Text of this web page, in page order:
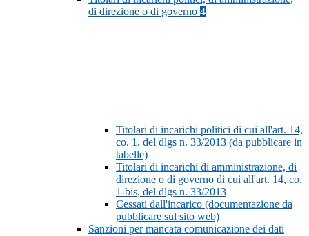
di direzione o di governo 4
Titolari di incarichi politici di cui all'art. 14,
co. 1, del dlgs n. 33/2013 (da pubblicare in
tabelle)
Titolari di incarichi di amministrazione, di
direzione o di governo di cui all'art. 14, co.
1-bis, del dlgs n. 33/2013
Cessati dall'incarico (documentazione da
pubblicare sul sito web)
Sanzioni per mancata comunicazione dei dati